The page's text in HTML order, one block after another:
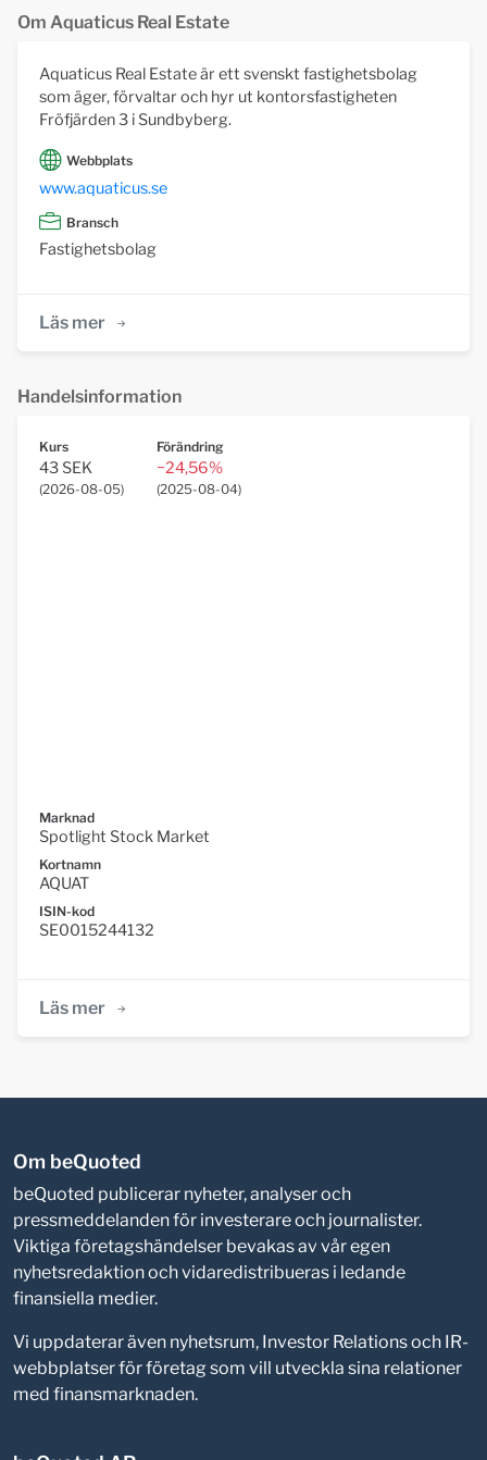
Om Aquaticus Real Estate
Aquaticus Real Estate är ett svenskt fastighetsbolag
som äger, förvaltar och hyr ut kontorsfastigheten
Fröfjärden 3 i Sundbyberg.
Webbplats
www.aquaticus.se
Bransch
Fastighetsbolag
Läs mer
Handelsinformation
Kurs
43 SEK
(2026-08-05)
Förändring
−24,56%
(2025-08-04)
Marknad
Spotlight Stock Market
Kortnamn
AQUAT
ISIN-kod
SE0015244132
Läs mer
Om beQuoted
beQuoted publicerar nyheter, analyser och
pressmeddelanden för investerare och journalister.
Viktiga företagshändelser bevakas av vår egen
nyhetsredaktion och vidaredistribueras i ledande
finansiella medier.
Vi uppdaterar även nyhetsrum, Investor Relations och IR-
webbplatser för företag som vill utveckla sina relationer
med finansmarknaden.